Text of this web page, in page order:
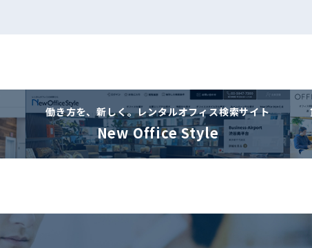
働き方を、新しく。レンタルオフィス検索サイト
New Office Style